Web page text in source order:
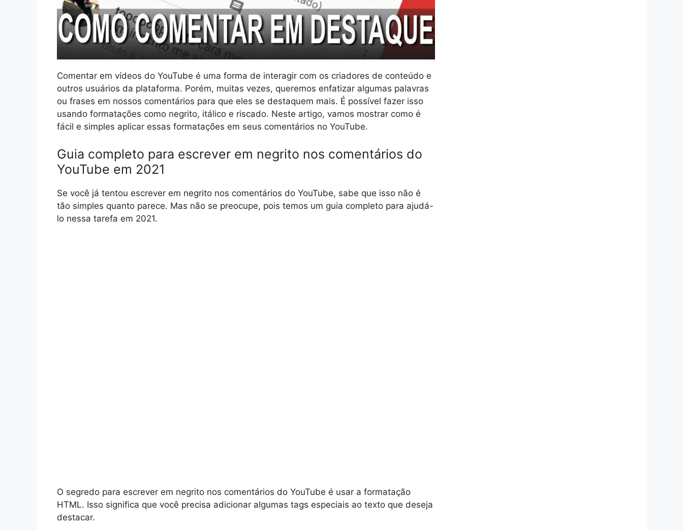
Comentar em vídeos do YouTube é uma forma de interagir com os criadores de conteúdo e
outros usuários da plataforma. Porém, muitas vezes, queremos enfatizar algumas palavras
ou frases em nossos comentários para que eles se destaquem mais. É possível fazer isso
usando formatações como negrito, itálico e riscado. Neste artigo, vamos mostrar como é
fácil e simples aplicar essas formatações em seus comentários no YouTube.
Guia completo para escrever em negrito nos comentários do
YouTube em 2021
Se você já tentou escrever em negrito nos comentários do YouTube, sabe que isso não é
tão simples quanto parece. Mas não se preocupe, pois temos um guia completo para ajudá-
lo nessa tarefa em 2021.
O segredo para escrever em negrito nos comentários do YouTube é usar a formatação
HTML. Isso significa que você precisa adicionar algumas tags especiais ao texto que deseja
destacar.